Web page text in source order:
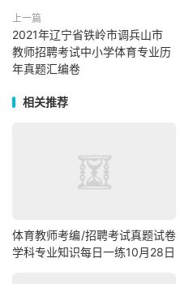
上一篇
2021年辽宁省铁岭市调兵山市
教师招聘考试中小学体育专业历
年真题汇编卷
相关推荐
体育教师考编/招聘考试真题试卷
学科专业知识每日一练10月28日